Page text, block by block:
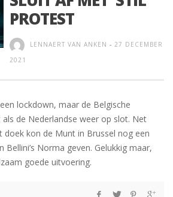
PROTEST
LENNAERT VAN ANKEN - 27 DECEMBER
2021
lockdown, maar de Belgische
de Nederlandse weer op slot. Net
doek kon de Munt in Brussel nog een
Bellini’s Norma geven. Gelukkig maar,
goede uitvoering.